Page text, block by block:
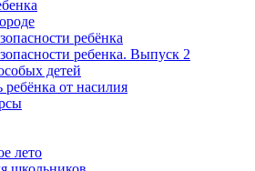
ребёнка
ребенка. Выпуск 2
детей
ребёнка от насилия
лето